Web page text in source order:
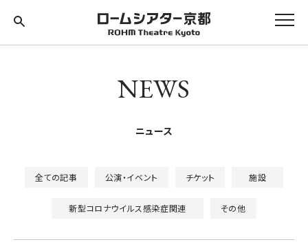
NEWS
ニュース
全ての記事 公演・イベント チケット 施設
新型コロナウイルス感染症関連 その他